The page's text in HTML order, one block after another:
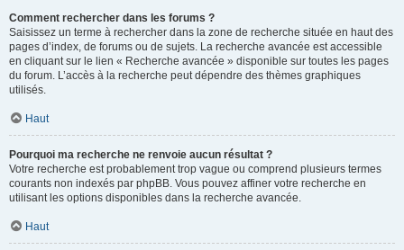
Comment rechercher dans les forums ?
Saisissez un terme à rechercher dans la zone de recherche située en haut des
pages d’index, de forums ou de sujets. La recherche avancée est accessible
en cliquant sur le lien « Recherche avancée » disponible sur toutes les pages
du forum. L’accès à la recherche peut dépendre des thèmes graphiques
utilisés.
Haut
Pourquoi ma recherche ne renvoie aucun résultat ?
Votre recherche est probablement trop vague ou comprend plusieurs termes
courants non indexés par phpBB. Vous pouvez affiner votre recherche en
utilisant les options disponibles dans la recherche avancée.
Haut